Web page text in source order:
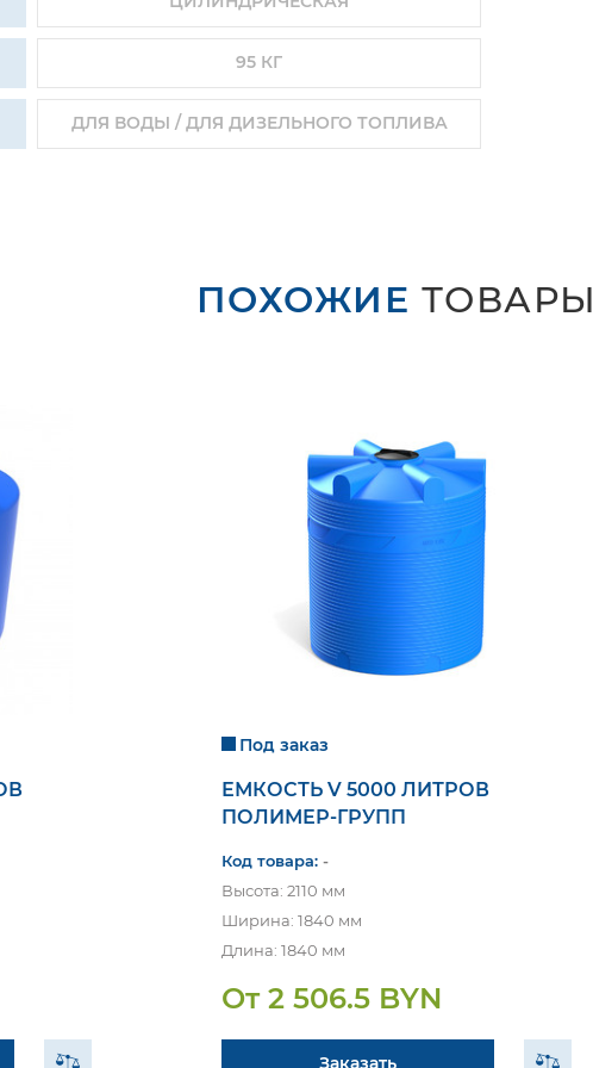
95 КГ
ДЛЯ ВОДЫ / ДЛЯ ДИЗЕЛЬНОГО ТОПЛИВА
ПОХОЖИЕ ТОВАРЫ
Под заказ
ЕМКОСТЬ V 5000 ЛИТРОВ
ПОЛИМЕР-ГРУПП
Код товара: -
Высота: 2110 мм
Ширина: 1840 мм
Длина: 1840 мм
От 2 506.5 BYN
Заказать